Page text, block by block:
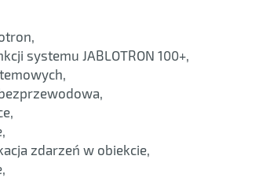
systemu JABLOTRON 100+,
zdarzeń w obiekcie,